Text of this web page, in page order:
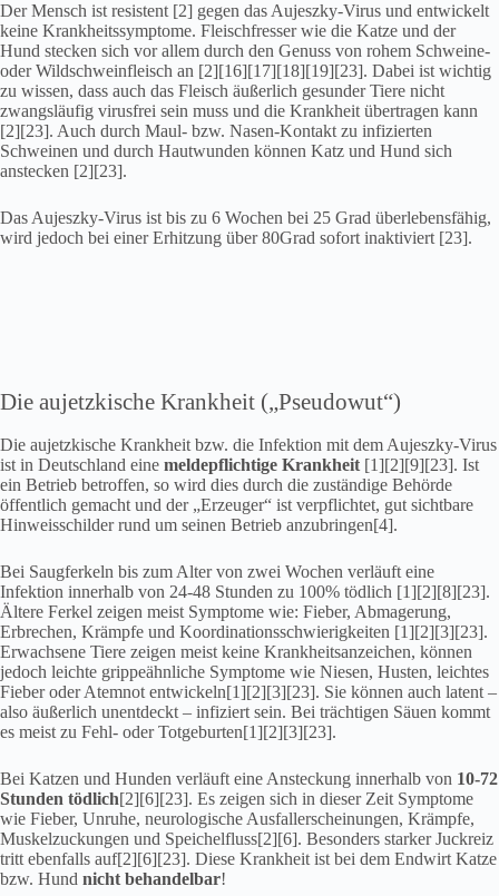
Der Mensch ist resistent [2] gegen das Aujeszky-Virus und entwickelt
keine Krankheitssymptome. Fleischfresser wie die Katze und der
Hund stecken sich vor allem durch den Genuss von rohem Schweine-
oder Wildschweinfleisch an [2][16][17][18][19][23]. Dabei ist wichtig
zu wissen, dass auch das Fleisch äußerlich gesunder Tiere nicht
zwangsläufig virusfrei sein muss und die Krankheit übertragen kann
[2][23]. Auch durch Maul- bzw. Nasen-Kontakt zu infizierten
Schweinen und durch Hautwunden können Katz und Hund sich
anstecken [2][23].
Das Aujeszky-Virus ist bis zu 6 Wochen bei 25 Grad überlebensfähig,
wird jedoch bei einer Erhitzung über 80Grad sofort inaktiviert [23].
Die aujetzkische Krankheit („Pseudowut“)
Die aujetzkische Krankheit bzw. die Infektion mit dem Aujeszky-Virus
ist in Deutschland eine meldepflichtige Krankheit [1][2][9][23]. Ist
ein Betrieb betroffen, so wird dies durch die zuständige Behörde
öffentlich gemacht und der „Erzeuger“ ist verpflichtet, gut sichtbare
Hinweisschilder rund um seinen Betrieb anzubringen[4].
Bei Saugferkeln bis zum Alter von zwei Wochen verläuft eine
Infektion innerhalb von 24-48 Stunden zu 100% tödlich [1][2][8][23].
Ältere Ferkel zeigen meist Symptome wie: Fieber, Abmagerung,
Erbrechen, Krämpfe und Koordinationsschwierigkeiten [1][2][3][23].
Erwachsene Tiere zeigen meist keine Krankheitsanzeichen, können
jedoch leichte grippeähnliche Symptome wie Niesen, Husten, leichtes
Fieber oder Atemnot entwickeln[1][2][3][23]. Sie können auch latent –
also äußerlich unentdeckt – infiziert sein. Bei trächtigen Säuen kommt
es meist zu Fehl- oder Totgeburten[1][2][3][23].
Bei Katzen und Hunden verläuft eine Ansteckung innerhalb von 10-72
Stunden tödlich[2][6][23]. Es zeigen sich in dieser Zeit Symptome
wie Fieber, Unruhe, neurologische Ausfallerscheinungen, Krämpfe,
Muskelzuckungen und Speichelfluss[2][6]. Besonders starker Juckreiz
tritt ebenfalls auf[2][6][23]. Diese Krankheit ist bei dem Endwirt Katze
bzw. Hund nicht behandelbar!